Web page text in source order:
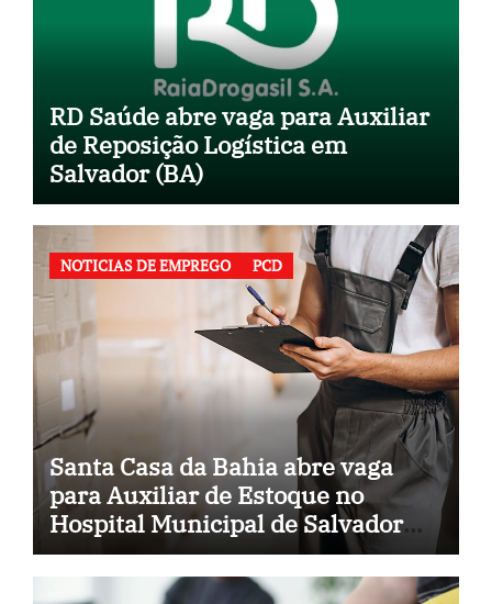
RD Saúde abre vaga para Auxiliar
de Reposição Logística em
Salvador (BA)
NOTICIAS DE EMPREGO PCD
Santa Casa da Bahia abre vaga
para Auxiliar de Estoque no
Hospital Municipal de Salvador
(BA)